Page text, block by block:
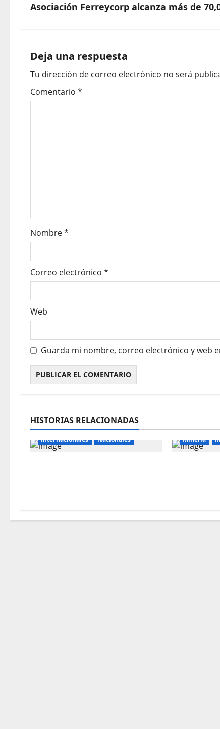
Asociación Ferreycorp alcanza más de
Deja una respuesta
Tu dirección de correo electrónico no será
Comentario *
Nombre*
Correo electrónico *
Web
Guarda mi nombre, correo electrónico y web
HISTORIAS RELACIONADAS
Internacionales Nacionales Mineria